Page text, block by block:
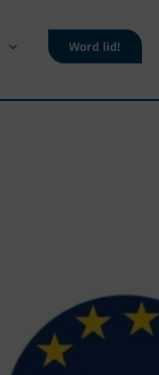
Word lid!